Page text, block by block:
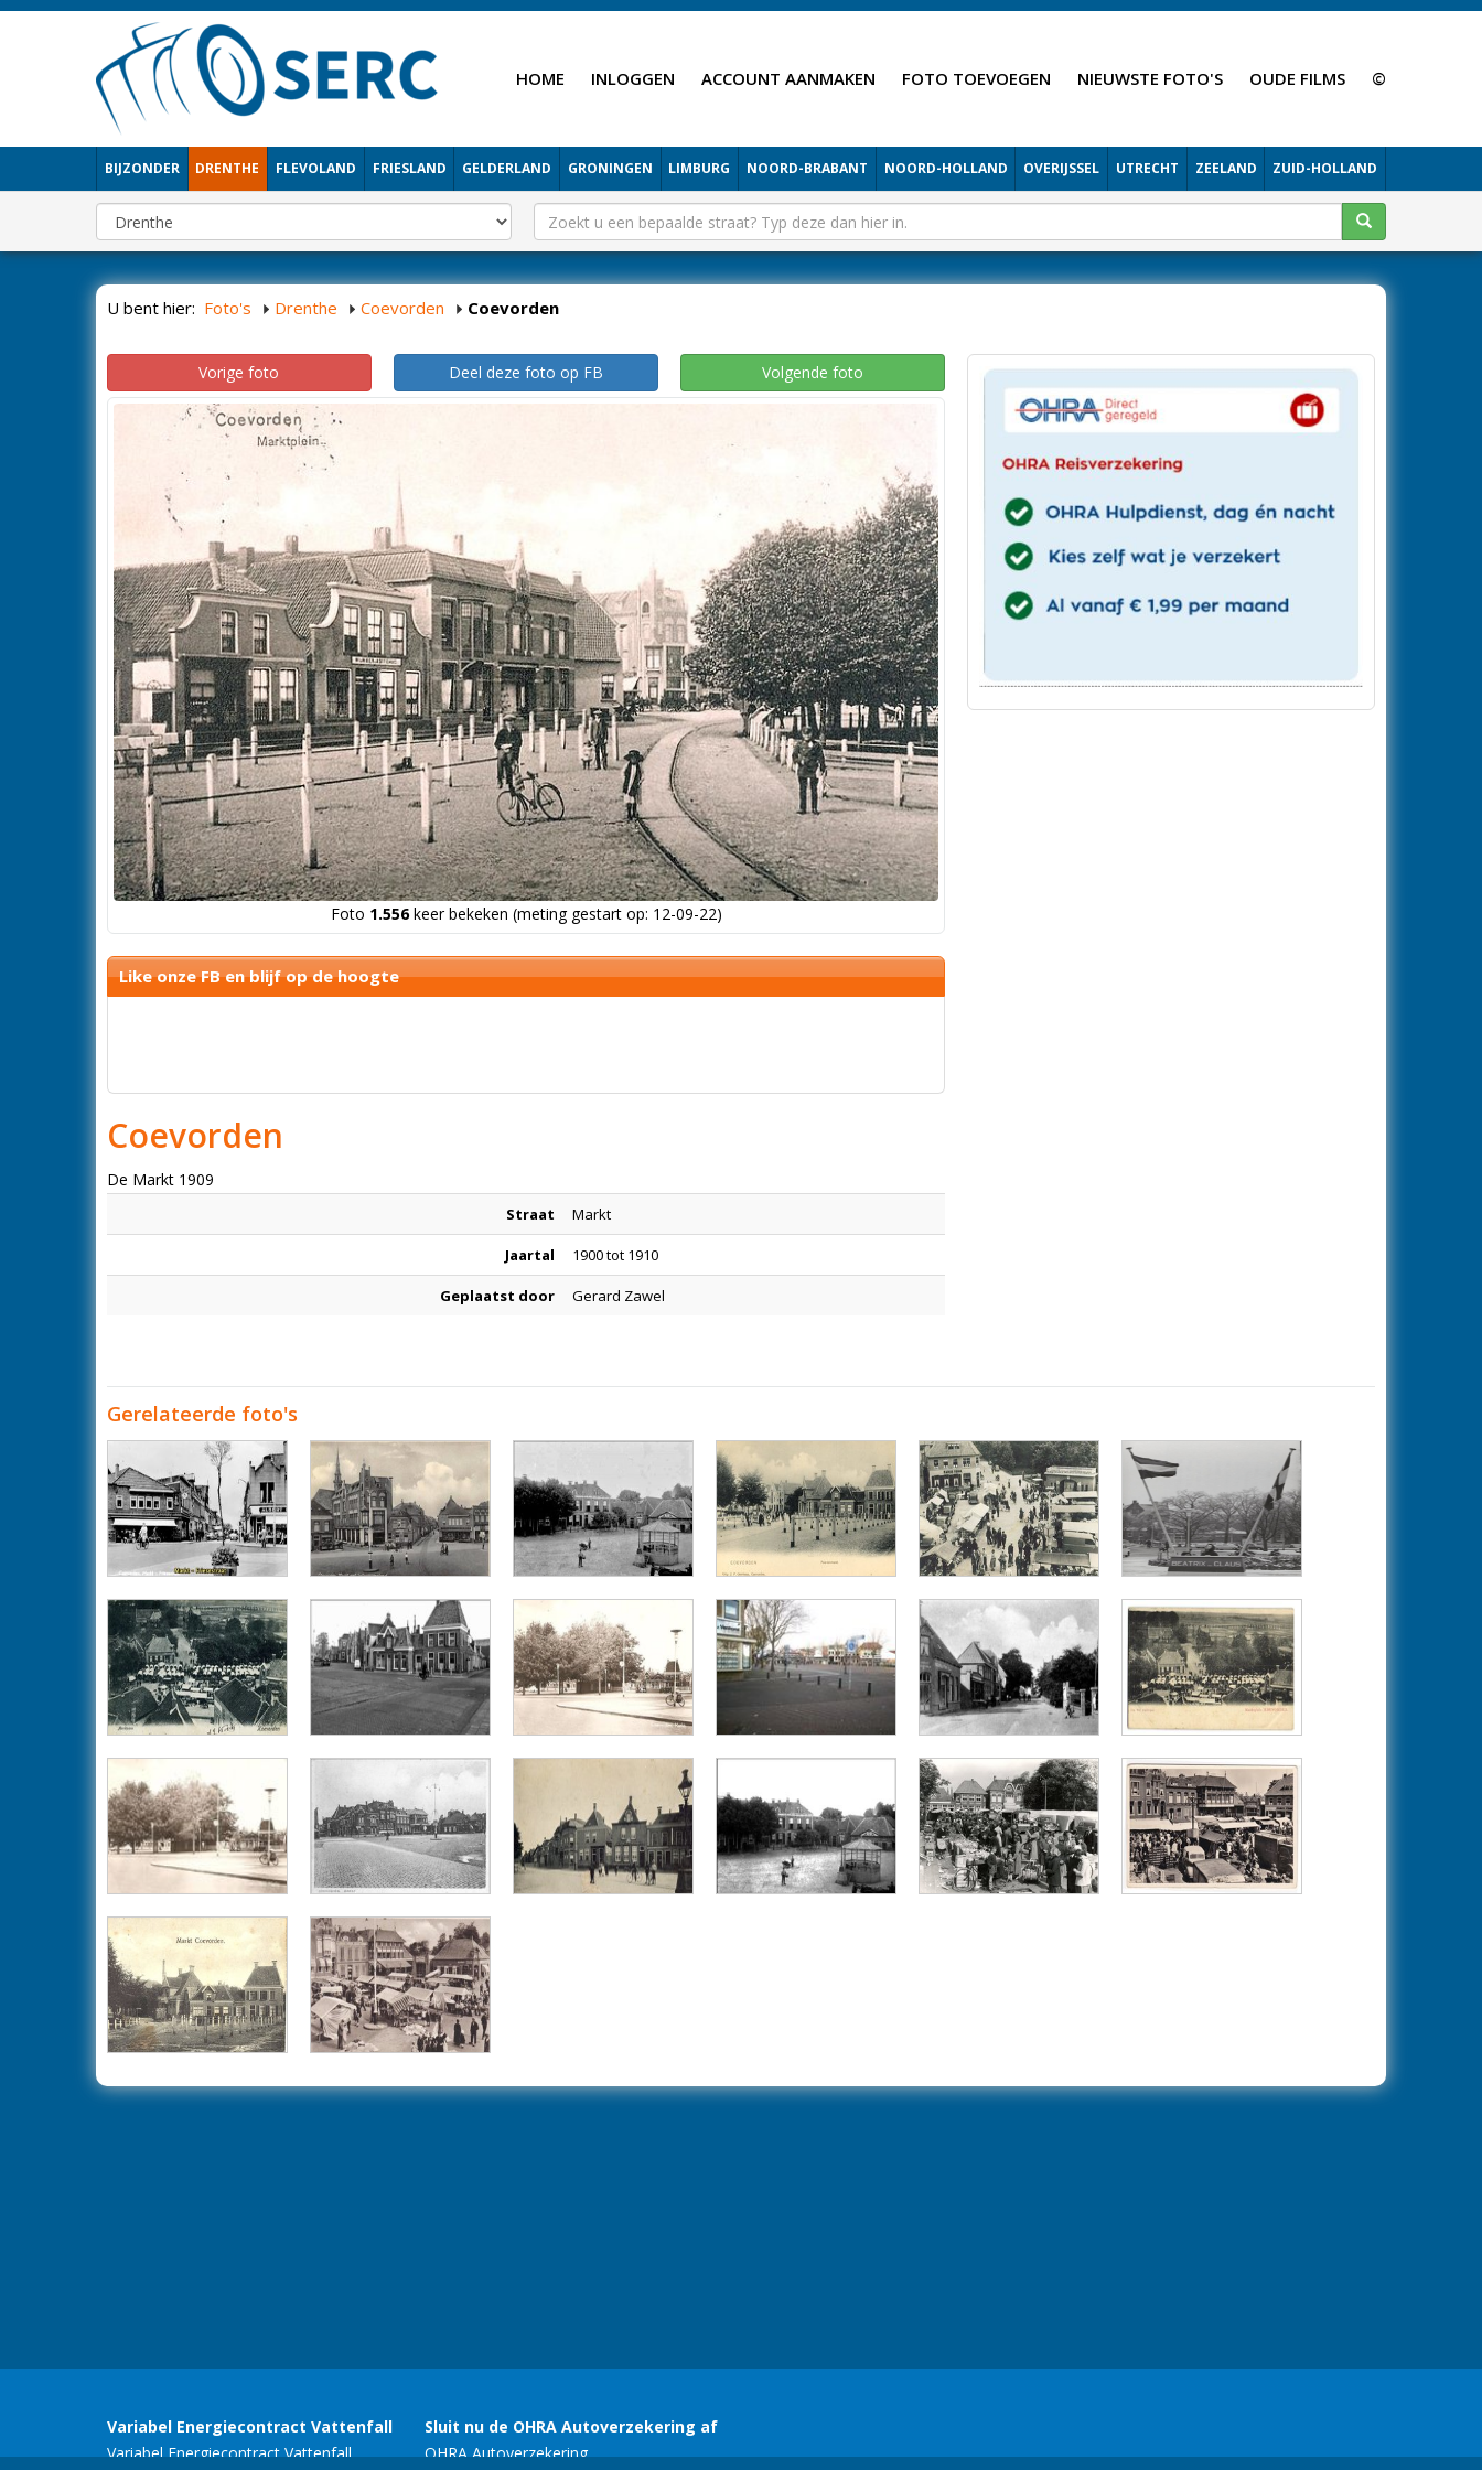
HOME INLOGGEN ACCOUNT AANMAKEN FOTO TOEVOEGEN NIEUWSTE FOTO'S OUDE FILMS ©
BIJZONDER DRENTHE FLEVOLAND FRIESLAND GELDERLAND GRONINGEN LIMBURG NOORD-BRABANT NOORD-HOLLAND OVERIJSSEL UTRECHT ZEELAND ZUID-HOLLAND
U bent hier: Foto's Drenthe Coevorden Coevorden
Vorige foto Deel deze foto op FB Volgende foto
Foto 1.556keer bekeken (meting gestart op: 12-09-22)
Like onze FB en blijf op de hoogte
Coevorden
De Markt 1909
Straat Markt
Jaartal 1900 tot 1910
Geplaatst door Gerard Zawel
Gerelateerde foto's